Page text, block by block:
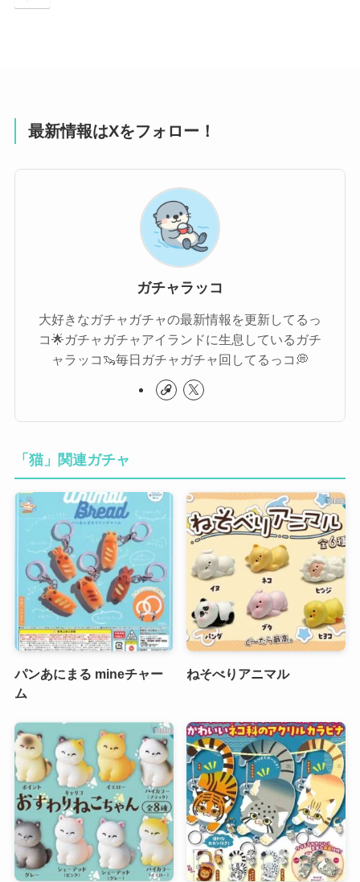
最新情報はXをフォロー！
ガチャラッコ
大好きなガチャガチャの最新情報を更新してるっ
コ🌟ガチャガチャアイランドに生息しているガチ
ャラッコ🦦毎日ガチャガチャ回してるっコ💭
「猫」関連ガチャ
パンあにまる mineチャー
ム
ねそべりアニマル